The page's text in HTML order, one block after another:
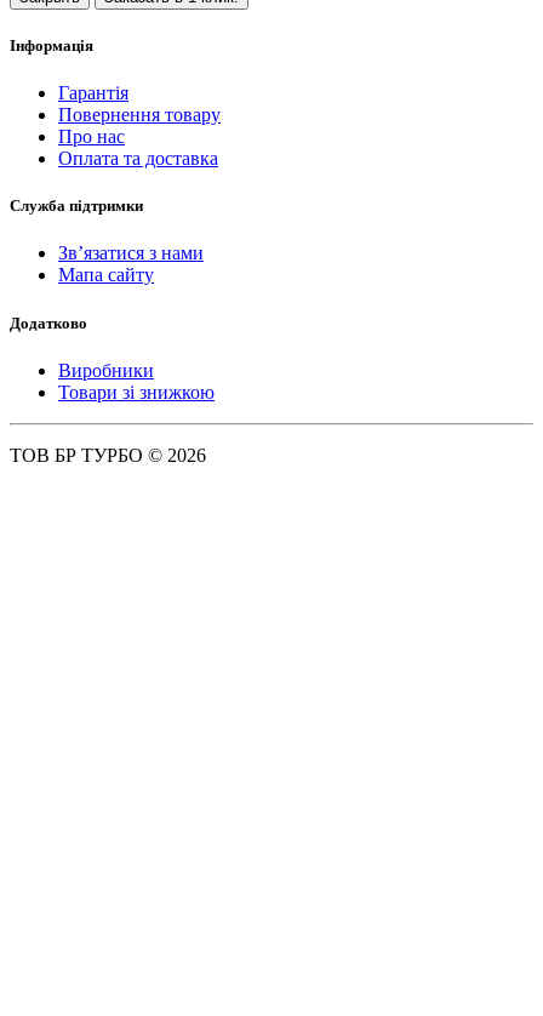
Інформація
Гарантія
Повернення товару
Про нас
Оплата та доставка
Служба підтримки
Зв’язатися з нами
Мапа сайту
Додатково
Виробники
Товари зі знижкою
ТОВ БР ТУРБО © 2026